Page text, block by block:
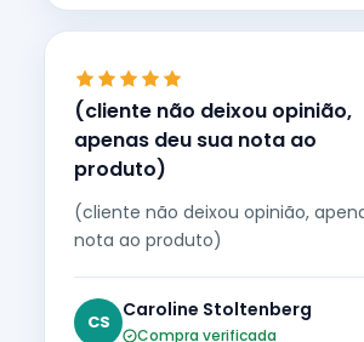
(cliente não deixou opinião,
apenas deu sua nota ao
produto)
(cliente não deixou opinião,
nota ao produto)
CS
Caroline Stoltenberg
Compra verificada